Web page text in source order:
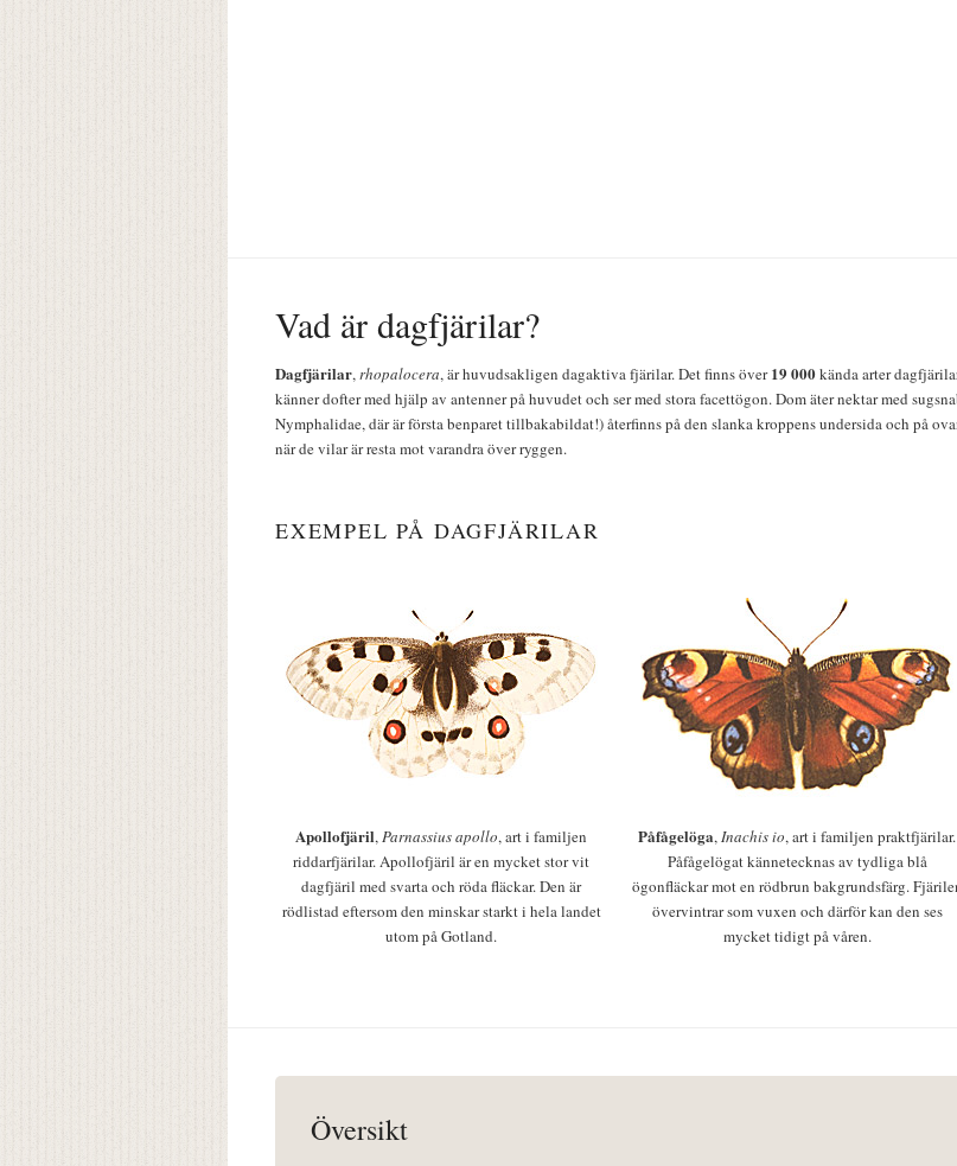
Vad är dagfjärilar?
Dagfjärilar,rhopalocera, är huvudsakligen dagaktiva fjärilar. Det finns över19 000kända arter
känner dofter med hjälp av antenner på huvudet och ser med stora facettögon. Dom äter nektar med
Nymphalidae, där är första benparet tillbakabildat!) återfinns på den slanka kroppens undersida och på
när de vilar är resta mot varandra över ryggen.
EXEMPEL PÅ DAGFJÄRILAR
Apollofjäril,Parnassius apollo, art i familjen
riddarfjärilar. Apollofjäril är en mycket stor vit
dagfjäril med svarta och röda fläckar. Den är
rödlistad eftersom den minskar starkt i hela landet
utom på Gotland.
Påfågelöga,Inachis io, art i familjen praktfjärilar.
Påfågelögat kännetecknas av tydliga blå
ögonfläckar mot en rödbrun bakgrundsfärg.
övervintrar som vuxen och därför kan den ses
mycket tidigt på våren.
Översikt